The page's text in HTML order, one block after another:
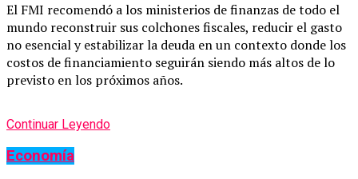
El FMI recomendó a los ministerios de finanzas de todo el
mundo reconstruir sus colchones fiscales, reducir el gasto
no esencial y estabilizar la deuda en un contexto donde los
costos de financiamiento seguirán siendo más altos de lo
previsto en los próximos años.
Continuar Leyendo
Economía